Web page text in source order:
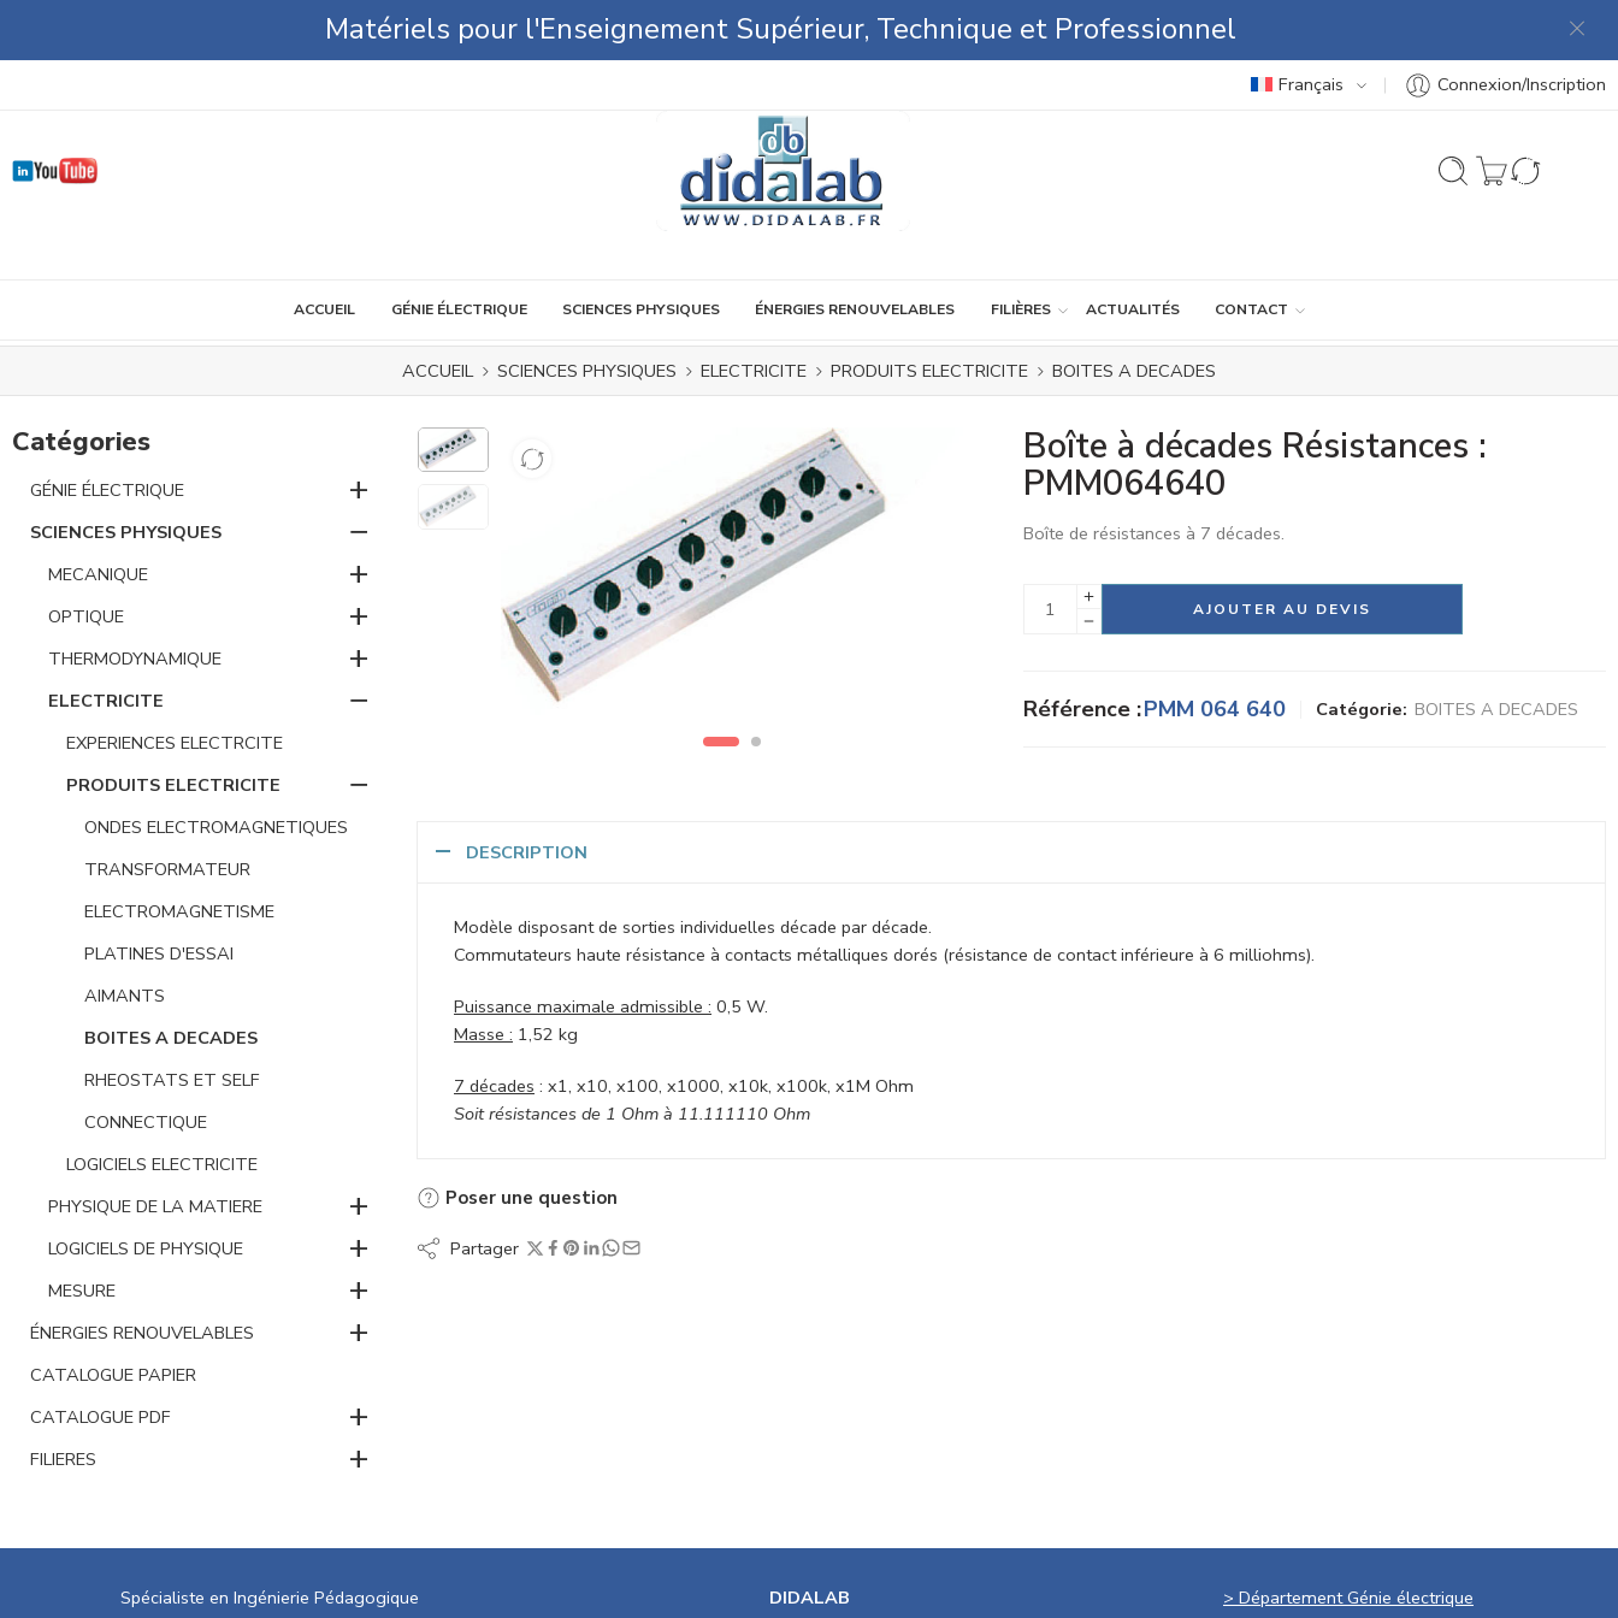
Matériels pour l'Enseignement Supérieur, Technique et Professionnel
Français Connexion/Inscription
ACCUEIL GÉNIE ÉLECTRIQUE SCIENCES PHYSIQUES ÉNERGIES RENOUVELABLES FILIÈRES ACTUALITÉS CONTACT
ACCUEIL SCIENCES PHYSIQUES ELECTRICITE PRODUITS ELECTRICITE BOITES A DECADES
Boîte à décades Résistances :
PMM064640
Boîte de résistances à 7 décades.
AJOUTER AU DEVIS
Alternative:
Référence :PMM 064 640 Catégorie: BOITES A DECADES
DESCRIPTION
Modèle disposant de sorties individuelles décade par décade.
Commutateurs haute résistance à contacts métalliques dorés (résistance de contact inférieure à 6 milliohms).
Puissance maximale admissible : 0,5 W.
Masse : 1,52 kg
7 décades : x1, x10, x100, x1000, x10k, x100k, x1M Ohm
Soit résistances de 1 Ohm à 11.111110 Ohm
Poser une question
Partager
Catégories
GÉNIE ÉLECTRIQUE +
SCIENCES PHYSIQUES −
MECANIQUE +
OPTIQUE +
THERMODYNAMIQUE +
ELECTRICITE −
EXPERIENCES ELECTRCITE
PRODUITS ELECTRICITE
−
ONDES ELECTROMAGNETIQUES
TRANSFORMATEUR
ELECTROMAGNETISME
PLATINES D'ESSAI
AIMANTS
BOITES A DECADES
RHEOSTATS ET SELF
CONNECTIQUE
LOGICIELS ELECTRICITE
PHYSIQUE DE LA MATIERE
+
LOGICIELS DE PHYSIQUE +
MESURE +
ÉNERGIES RENOUVELABLES +
CATALOGUE PAPIER
CATALOGUE PDF
+
FILIERES +
Spécialiste en Ingénierie Pédagogique
DIDALAB
> Département Génie électrique